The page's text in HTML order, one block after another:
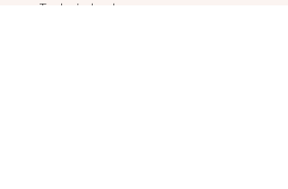
Trabajo hecho con amor y